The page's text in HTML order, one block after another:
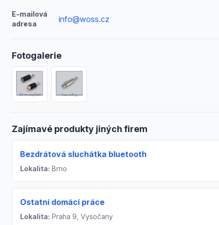
E-mailová
adresa
info@woss.cz
Fotogalerie
Zajímavé produkty jiných firem
Bezdrátová sluchátka bluetooth
Lokalita: Brno
Ostatní domácí práce
Lokalita: Praha 9, Vysočany